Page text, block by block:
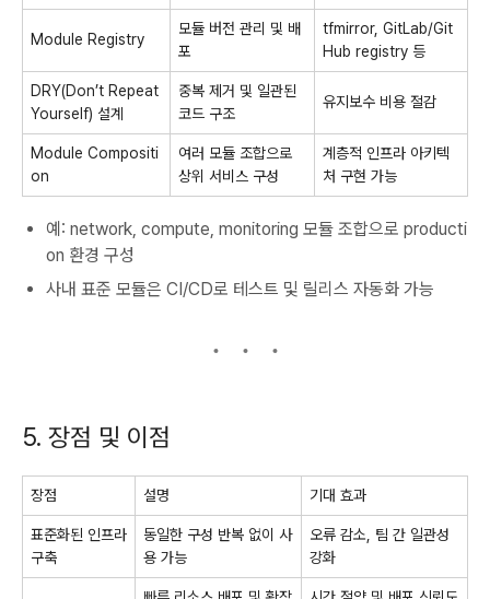
Module Registry
모듈 버전 관리 및 배
포
tfmirror, GitLab/Git
Hub registry 등
DRY(Don’t Repeat
Yourself) 설계
중복 제거 및 일관된
코드 구조
유지보수 비용 절감
Module Compositi
on
여러 모듈 조합으로
상위 서비스 구성
계층적 인프라 아키텍
처 구현 가능
예: network, compute, monitoring 모듈 조합으로 producti
on 환경 구성
사내 표준 모듈은 CI/CD로 테스트 및 릴리스 자동화 가능
5. 장점 및 이점
장점 설명 기대 효과
표준화된 인프라
구축
동일한 구성 반복 없이 사
용 가능
오류 감소, 팀 간 일관성
강화